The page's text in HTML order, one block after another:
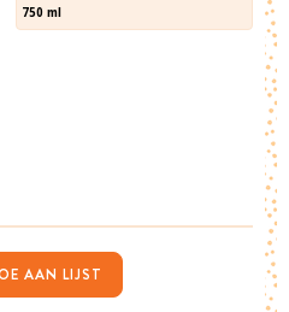
750 ml
AAN LIJST